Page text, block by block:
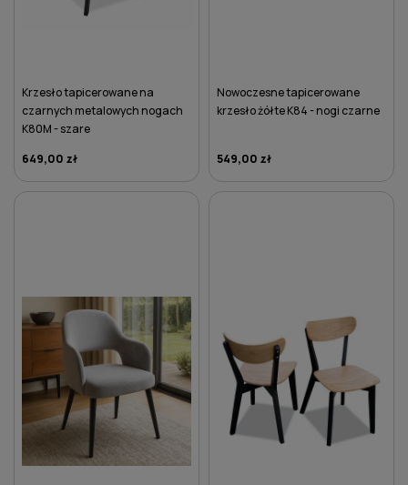
Krzesło tapicerowane na
czarnych metalowych nogach
K80M - szare
649,00 zł
Nowoczesne tapicerowane
krzesło żółte K84 - nogi czarne
549,00 zł